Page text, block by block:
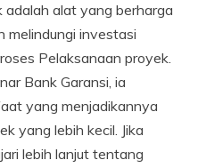
adalah alat yang berharga
melindungi investasi
Pelaksanaan proyek.
Bank Garansi, ia
yang menjadikannya
yang lebih kecil. Jika
lebih lanjut tentang